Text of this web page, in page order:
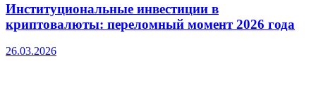
Институциональные инвестиции в
криптовалюты: переломный момент 2026 года
26.03.2026